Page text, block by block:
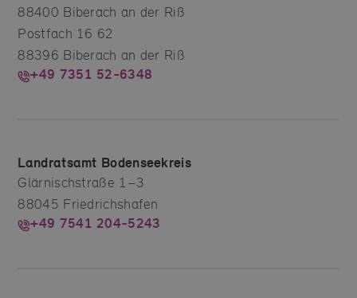
88400 Biberach an der Riß
Postfach 16 62
88396 Biberach an der Riß
+49 7351 52-6348
Landratsamt Bodenseekreis
Glärnischstraße 1–3
88045 Friedrichshafen
+49 7541 204-5243